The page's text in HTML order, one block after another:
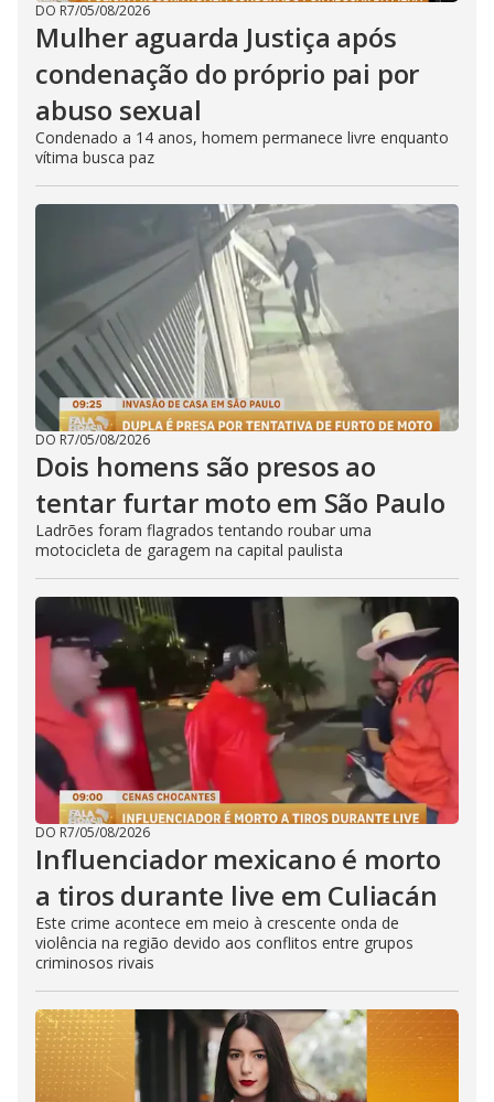
DO R7/05/08/2026
Mulher aguarda Justiça após
condenação do próprio pai por
abuso sexual
Condenado a 14 anos, homem permanece livre enquanto
vítima busca paz
DO R7/05/08/2026
Dois homens são presos ao
tentar furtar moto em São Paulo
Ladrões foram flagrados tentando roubar uma
motocicleta de garagem na capital paulista
DO R7/05/08/2026
Influenciador mexicano é morto
a tiros durante live em Culiacán
Este crime acontece em meio à crescente onda de
violência na região devido aos conflitos entre grupos
criminosos rivais